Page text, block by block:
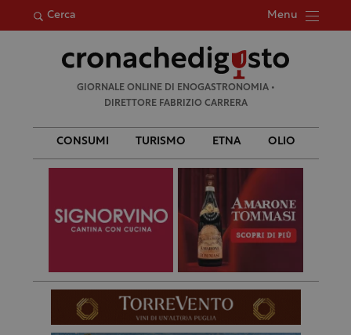
Cerca Menu
per:
GIORNALE ONLINE DI ENOGASTRONOMIA •
DIRETTORE FABRIZIO CARRERA
CONSUMI TURISMO ETNA OLIO